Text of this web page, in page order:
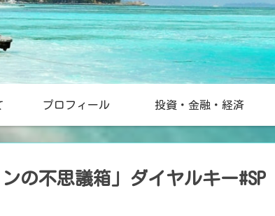
プロフィール 投資・金融・経済
の不思議箱」ダイヤルキー#SP